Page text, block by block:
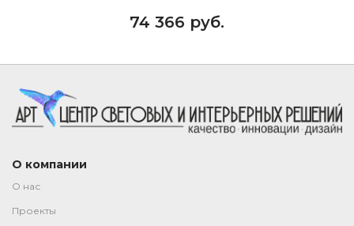
74 366 руб.
О компании
О нас
Проекты